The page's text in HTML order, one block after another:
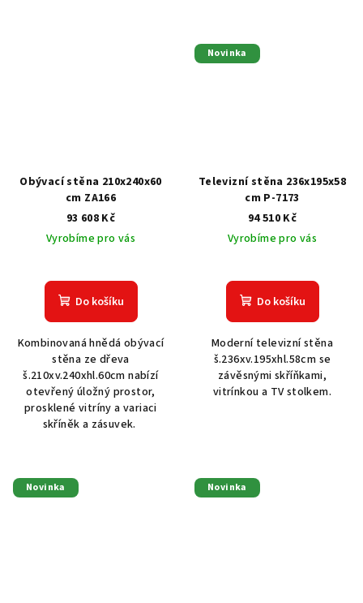
Obývací stěna 210x240x60
cm ZA166
93 608 Kč
Vyrobíme pro vás
Do košíku
Kombinovaná hnědá obývací
stěna ze dřeva
š.210xv.240xhl.60cm nabízí
otevřený úložný prostor,
prosklené vitríny a variaci
skříněk a zásuvek.
Novinka
Televizní stěna 236x195x58
cm P-7173
94 510 Kč
Vyrobíme pro vás
Do košíku
Moderní televizní stěna
š.236xv.195xhl.58cm se
závěsnými skříňkami,
vitrínkou a TV stolkem.
Novinka Novinka